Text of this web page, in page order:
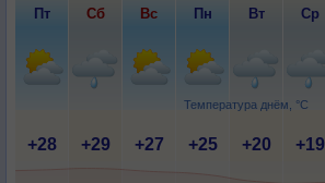
Температура днём, °C
Пт Сб Вс Пн Вт Ср
+28 +29 +27 +25 +20 +19